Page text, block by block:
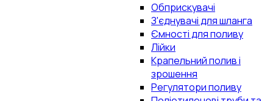
Обприскувачі
З'єднувачі для шланга
Ємності для поливу
Лійки
Крапельний полив і
зрошення
Регулятори поливу